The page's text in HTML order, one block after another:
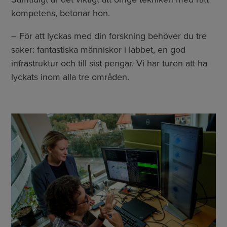
kompetens, betonar hon.
– För att lyckas med din forskning behöver du tre
saker: fantastiska människor i labbet, en god
infrastruktur och till sist pengar. Vi har turen att ha
lyckats inom alla tre områden.